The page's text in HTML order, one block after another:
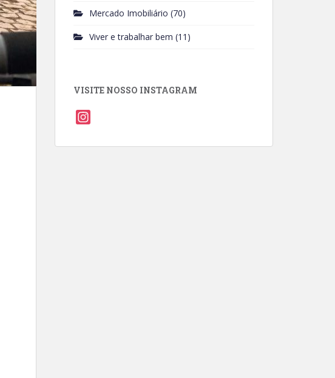
Mercado Imobiliário (70)
Viver e trabalhar bem (11)
VISITE NOSSO INSTAGRAM
s